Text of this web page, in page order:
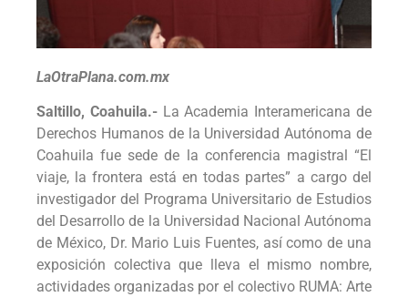
LaOtraPlana.com.mx
Saltillo, Coahuila.-La Academia Interamericana de
Derechos Humanos de la Universidad Autónoma de
Coahuila fue sede de la conferencia magistral “El
viaje, la frontera está en todas partes” a cargo del
investigador del Programa Universitario de Estudios
del Desarrollo de la Universidad Nacional Autónoma
de México, Dr. Mario Luis Fuentes, así como de una
exposición colectiva que lleva el mismo nombre,
actividades organizadas por el colectivo RUMA: Arte